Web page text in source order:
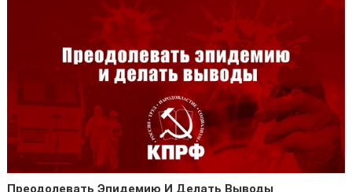
Преодолевать Эпидемию И Делать Выводы